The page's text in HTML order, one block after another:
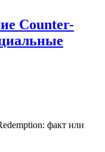
Counter-